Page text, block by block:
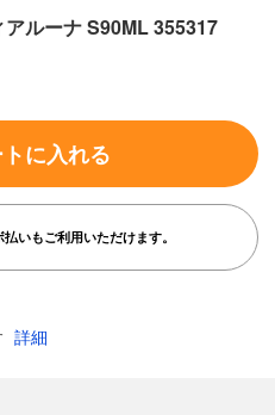
ルーナ S90ML 355317
に入れる
いもご利用いただけます。
詳細